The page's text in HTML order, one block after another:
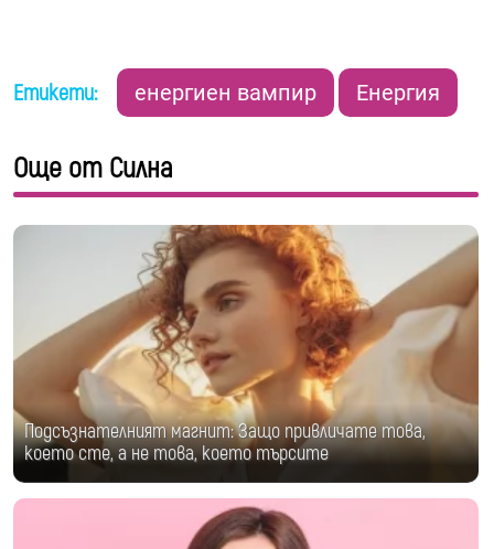
Етикети: енергиен вампир Енергия
Още от Силна
Подсъзнателният магнит: Защо привличате това,
което сте, а не това, което търсите